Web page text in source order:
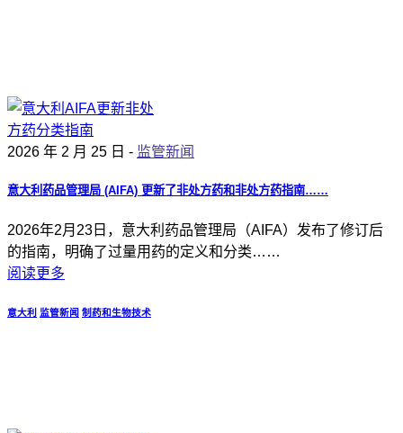
2026 年 2 月 25 日 - 监管新闻
意大利药品管理局 (AIFA) 更新了非处方药和非处方药指南……
2026年2月23日，意大利药品管理局（AIFA）发布了修订后
的指南，明确了过量用药的定义和分类……
阅读更多
意大利 监管新闻 制药和生物技术